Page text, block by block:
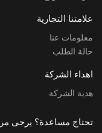
علامتنا التجارية
معلومات عنا
حالة الطلب
اهداء الشركة
هدية الشركة
تحتاج مساعدة؟ يرجى